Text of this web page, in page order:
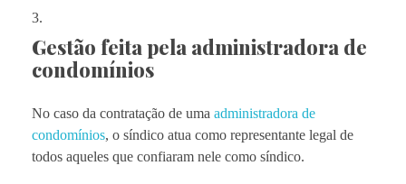
Gestão feita pela administradora de
condomínios
No caso da contratação de uma administradora de
condomínios, o síndico atua como representante legal de
todos aqueles que confiaram nele como síndico.